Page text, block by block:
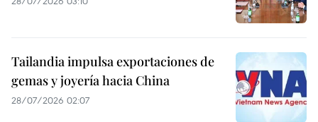
Tailandia impulsa exportaciones de
gemas y joyería hacia China
28/07/2026 02:07